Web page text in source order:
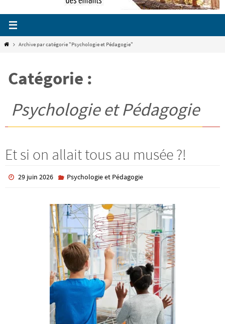
HomeArchive par catégorie "Psychologie et Pédagogie"
Catégorie :
Psychologie et Pédagogie
Et si on allait tous au musée ?!
29 juin 2026 Psychologie et Pédagogie